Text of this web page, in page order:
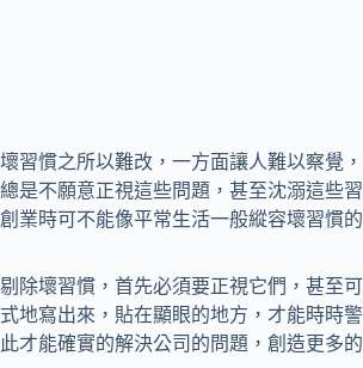
壞習慣之所以難改，一方面讓人難以察覺
總是不願意正視這些問題，甚至沈溺這些習
創業時可不能像平常生活一般縱容壞習慣的
剔除壞習慣，首先必須要正視它們，甚至
式地寫出來，貼在顯眼的地方，才能時時
此才能確實的解決公司的問題，創造更多的